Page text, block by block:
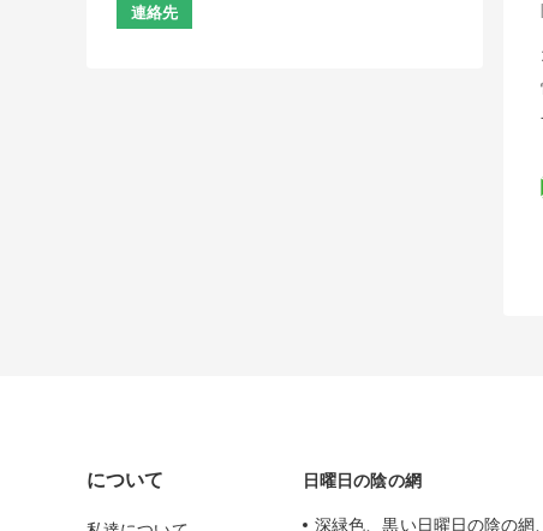
について 日曜日の陰の網
深緑色、黒い日曜日の陰の網